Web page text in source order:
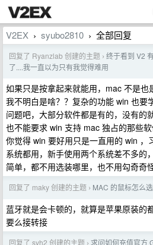
V2EX › syubo2810 › 全部回复
回复了 Ryanzlab 创建的主题 › 终于看到 V2
了....我一直以为只有我觉得难用
如果只是按拿起来就能用，mac 不是也
我不明白是啥？？复杂的功能 win 也要
问题吧，大部分软件都是有的，没有的
也不能要求 win 支持 mac 独占的那些
你觉得 win 要好用只是一直用的 win ，
系统都用，新手使用两个系统差不多的
简单，都不用选装哪里，也不用勾奇奇
回复了 maky 创建的主题 › MAC 的鼠标怎么选
蓝牙就是会卡顿的，就算是苹果原装的
要么接转接
回复了 syh2 创建的主题 › 求问如何充值官方